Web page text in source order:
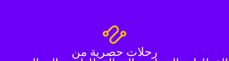
رحلات حصرية من